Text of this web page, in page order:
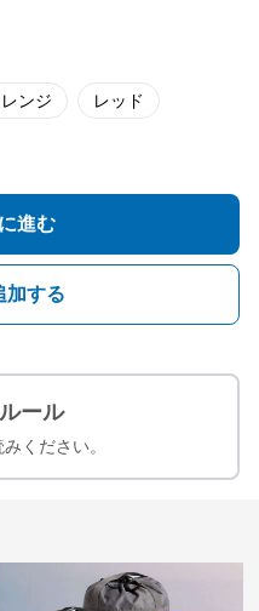
ンジ レッド
進む
加する
ール
ください。